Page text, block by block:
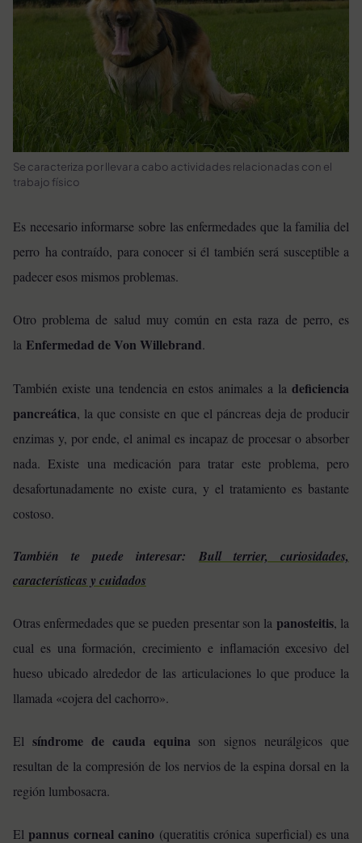
Se caracteriza por llevar a cabo actividades relacionadas con el
trabajo físico
Es necesario informarse sobre las enfermedades que la familia del
perro ha contraído, para conocer si él también será susceptible a
padecer esos mismos problemas.
Otro problema de salud muy común en esta raza de perro, es
la Enfermedad de Von Willebrand.
También existe una tendencia en estos animales a la deficiencia
pancreática, la que consiste en que el páncreas deja de producir
enzimas y, por ende, el animal es incapaz de procesar o absorber
nada. Existe una medicación para tratar este problema, pero
desafortunadamente no existe cura, y el tratamiento es bastante
costoso.
También te puede interesar: Bull terrier, curiosidades,
características y cuidados
Otras enfermedades que se pueden presentar son la panosteitis, la
cual es una formación, crecimiento e inflamación excesivo del
hueso ubicado alrededor de las articulaciones lo que produce la
llamada «cojera del cachorro».
El síndrome de cauda equina son signos neurálgicos que
resultan de la compresión de los nervios de la espina dorsal en la
región lumbosacra.
El pannus corneal canino(queratitis crónica superficial) es una